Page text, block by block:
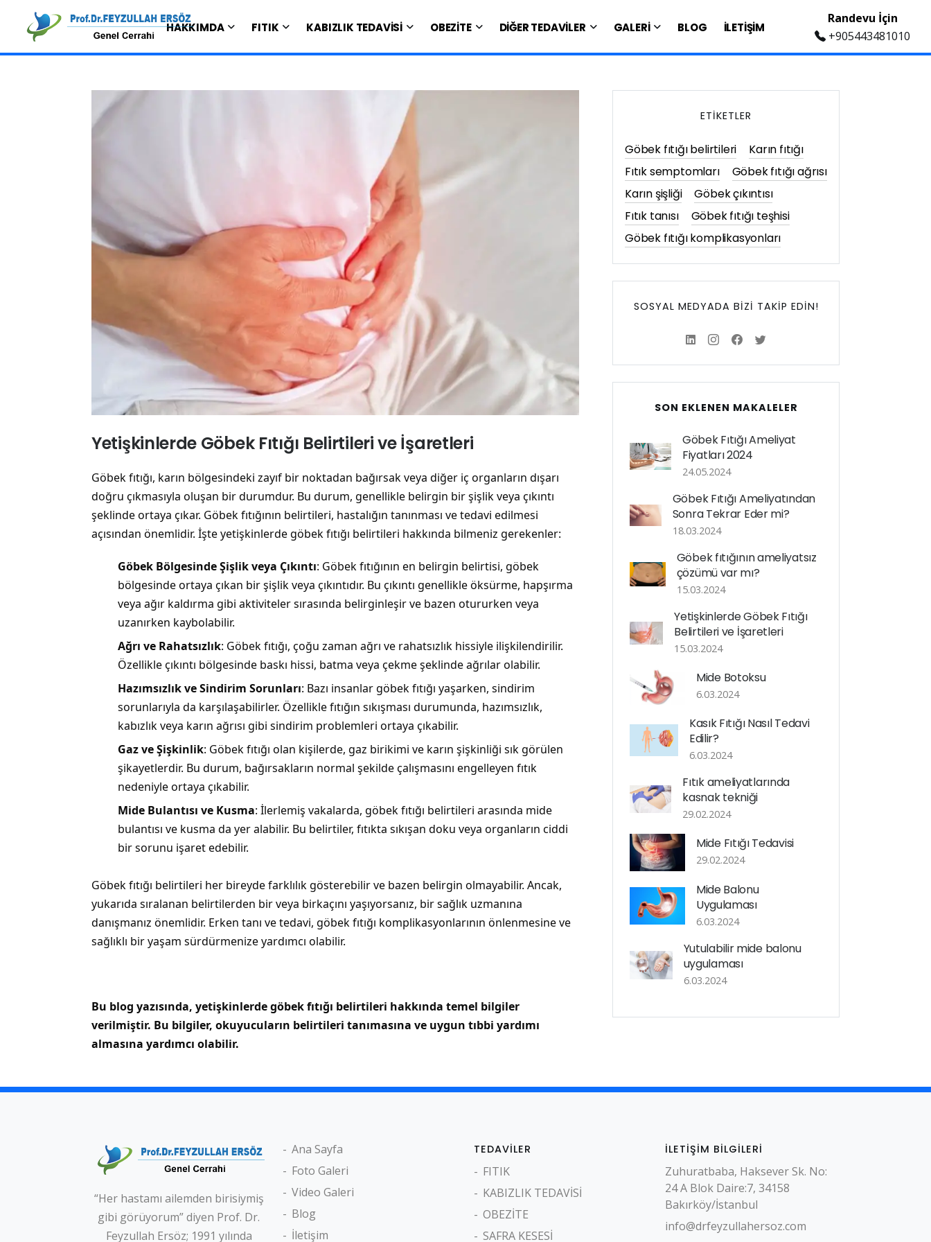
HAKKIMDA FITIK KABIZLIK TEDAVİSİ OBEZİTE DİĞER TEDAVİLER GALERİ BLOG İLETİŞİM
Randevu İçin
+905443481010
Yetişkinlerde Göbek Fıtığı Belirtileri ve İşaretleri
Göbek fıtığı, karın bölgesindeki zayıf bir noktadan bağırsak veya diğer iç organların dışarı
doğru çıkmasıyla oluşan bir durumdur. Bu durum, genellikle belirgin bir şişlik veya çıkıntı
şeklinde ortaya çıkar. Göbek fıtığının belirtileri, hastalığın tanınması ve tedavi edilmesi
açısından önemlidir. İşte yetişkinlerde göbek fıtığı belirtileri hakkında bilmeniz gerekenler:
Göbek Bölgesinde Şişlik veya Çıkıntı: Göbek fıtığının en belirgin belirtisi, göbek
bölgesinde ortaya çıkan bir şişlik veya çıkıntıdır. Bu çıkıntı genellikle öksürme, hapşırma
veya ağır kaldırma gibi aktiviteler sırasında belirginleşir ve bazen otururken veya
uzanırken kaybolabilir.
Ağrı ve Rahatsızlık: Göbek fıtığı, çoğu zaman ağrı ve rahatsızlık hissiyle ilişkilendirilir.
Özellikle çıkıntı bölgesinde baskı hissi, batma veya çekme şeklinde ağrılar olabilir.
Hazımsızlık ve Sindirim Sorunları: Bazı insanlar göbek fıtığı yaşarken, sindirim
sorunlarıyla da karşılaşabilirler. Özellikle fıtığın sıkışması durumunda, hazımsızlık,
kabızlık veya karın ağrısı gibi sindirim problemleri ortaya çıkabilir.
Gaz ve Şişkinlik: Göbek fıtığı olan kişilerde, gaz birikimi ve karın şişkinliği sık görülen
şikayetlerdir. Bu durum, bağırsakların normal şekilde çalışmasını engelleyen fıtık
nedeniyle ortaya çıkabilir.
Mide Bulantısı ve Kusma: İlerlemiş vakalarda, göbek fıtığı belirtileri arasında mide
bulantısı ve kusma da yer alabilir. Bu belirtiler, fıtıkta sıkışan doku veya organların ciddi
bir sorunu işaret edebilir.
Göbek fıtığı belirtileri her bireyde farklılık gösterebilir ve bazen belirgin olmayabilir. Ancak,
yukarıda sıralanan belirtilerden bir veya birkaçını yaşıyorsanız, bir sağlık uzmanına
danışmanız önemlidir. Erken tanı ve tedavi, göbek fıtığı komplikasyonlarının önlenmesine ve
sağlıklı bir yaşam sürdürmenize yardımcı olabilir.
Bu blog yazısında, yetişkinlerde göbek fıtığı belirtileri hakkında temel bilgiler
verilmiştir. Bu bilgiler, okuyucuların belirtileri tanımasına ve uygun tıbbi yardımı
almasına yardımcı olabilir.
ETIKETLER
Göbek fıtığı belirtileri
Karın fıtığı
Fıtık semptomları
Göbek fıtığı ağrısı
Karın şişliği
Göbek çıkıntısı
Fıtık tanısı
Göbek fıtığı teşhisi
Göbek fıtığı komplikasyonları
SOSYAL MEDYADA BIZI TAKIP EDIN!
SON EKLENEN MAKALELER
Göbek Fıtığı Ameliyat
Fiyatları 2024
24.05.2024
Göbek Fıtığı Ameliyatından
Sonra Tekrar Eder mi?
18.03.2024
Göbek fıtığının ameliyatsız
çözümü var mı?
15.03.2024
Yetişkinlerde Göbek Fıtığı
Belirtileri ve İşaretleri
15.03.2024
Mide Botoksu
6.03.2024
Kasık Fıtığı Nasıl Tedavi
Edilir?
6.03.2024
Fıtık ameliyatlarında
kasnak tekniği
29.02.2024
Mide Fıtığı Tedavisi
29.02.2024
Mide Balonu
Uygulaması
6.03.2024
Yutulabilir mide balonu
uygulaması
6.03.2024
“Her hastamı ailemden birisiymiş
gibi görüyorum” diyen Prof. Dr.
Feyzullah Ersöz; 1991 yılında
Ana Sayfa
Foto Galeri
Video Galeri
Blog
İletişim
TEDAVILER
FITIK
KABIZLIK TEDAVİSİ
OBEZİTE
SAFRA KESESİ
İLETIŞIM BILGILERI
Zuhuratbaba, Haksever Sk. No:
24 A Blok Daire:7, 34158
Bakırköy/İstanbul
info@drfeyzullahersoz.com